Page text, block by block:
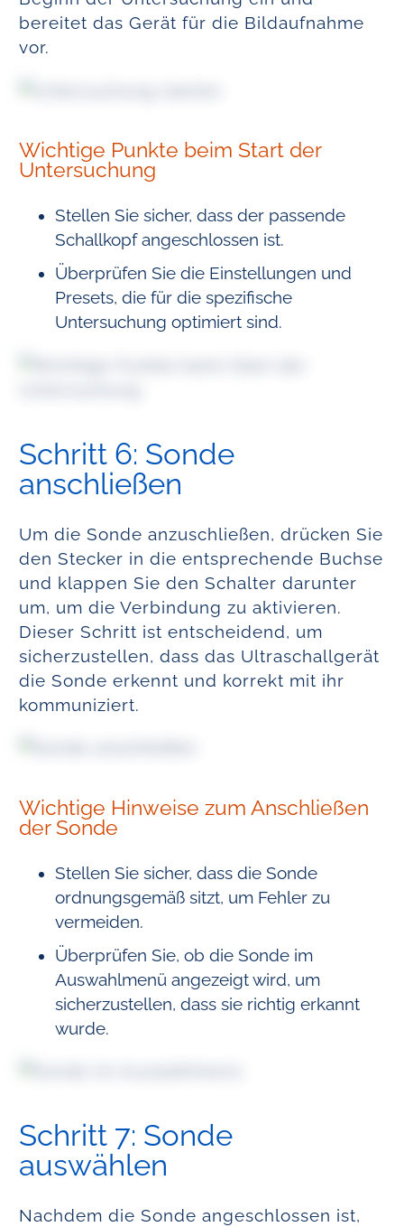
bereitet das Gerät für die Bildaufnahme
vor.
Wichtige Punkte beim Start der
Untersuchung
Stellen Sie sicher, dass der passende
Schallkopf angeschlossen ist.
Überprüfen Sie die Einstellungen und
Presets, die für die spezifische
Untersuchung optimiert sind.
Schritt 6: Sonde
anschließen
Um die Sonde anzuschließen, drücken Sie
den Stecker in die entsprechende Buchse
und klappen Sie den Schalter darunter
um, um die Verbindung zu aktivieren.
Dieser Schritt ist entscheidend, um
sicherzustellen, dass das Ultraschallgerät
die Sonde erkennt und korrekt mit ihr
kommuniziert.
Wichtige Hinweise zum Anschließen
der Sonde
Stellen Sie sicher, dass die Sonde
ordnungsgemäß sitzt, um Fehler zu
vermeiden.
Überprüfen Sie, ob die Sonde im
Auswahlmenü angezeigt wird, um
sicherzustellen, dass sie richtig erkannt
wurde.
Schritt 7: Sonde
auswählen
Nachdem die Sonde angeschlossen ist,